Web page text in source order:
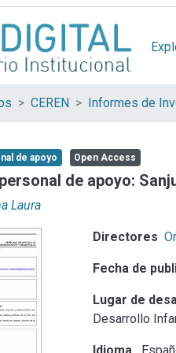
CEREN Informes de
de apoyo Open Access
de apoyo:
Laura
Directores
Fecha de
Lugar de
Desarrollo